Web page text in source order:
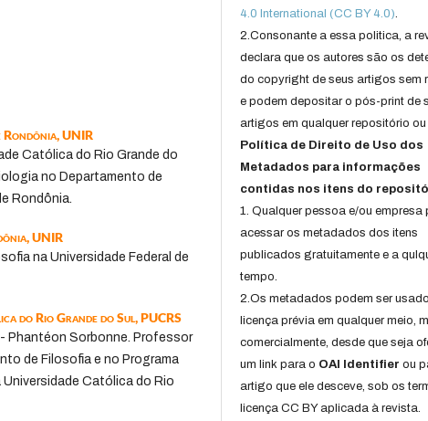
Rondônia, UNIR
Católica do Rio Grande do
no Departamento de
Rondônia.
UNIR
na Universidade Federal de
do Rio Grande do Sul, PUCRS
Phantéon Sorbonne. Professor
de Filosofia e no Programa
Católica do Rio
4.0 International (CC BY 4.0).
2.Consonante a essa politica, a
declara que os autores são os
do copyright de seus artigos sem
e podem depositar o pós-print de
artigos em qualquer repositório ou
Política de Direito de Uso dos
Metadados para informações
contidas nos itens do
1. Qualquer pessoa e/ou empresa
acessar os metadados dos itens
publicados gratuitamente e a
tempo.
2.Os metadados podem ser
licença prévia em qualquer meio,
comercialmente, desde que seja
um link para o OAI Identifier ou
artigo que ele desceve, sob os
licença CC BY aplicada à revista.